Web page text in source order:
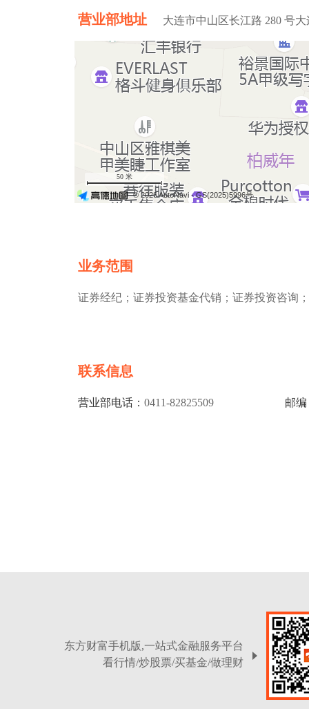
营业部地址 大连市中山区长江路 280 号
50 米
© 2026 AutoNavi - GS(2025)5996号
业务范围
证券经纪；证券投资基金代销；证券投资咨询
联系信息
营业部电话： 0411-82825509 邮编
东方财富手机版,一站式金融服务平台
看行情/炒股票/买基金/做理财